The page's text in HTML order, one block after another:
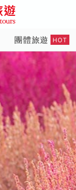
團體旅遊 HOT